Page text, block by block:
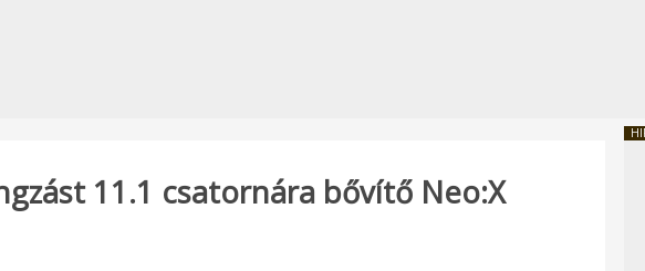
11.1 csatornára bővítő Neo:X